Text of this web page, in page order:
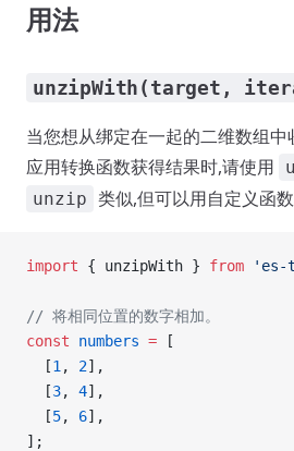
用法
unzipWith(target,
当您想从绑定在一起的二维数组
应用转换函数获得结果时,请使用
unzip 类似,但可以用自定义函数
import { unzipWith } from 'es-
// 将相同位置的数字相加。
const numbers = [
  [
1 , 2],
  [
3, 4],
  [
5, 6],
];